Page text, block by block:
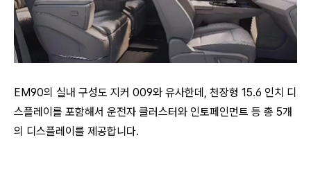
EM90의 실내 구성도 지커 009와 유사한데, 천장형 15.6 인치 디
스플레이를 포함해서 운전자 클러스터와 인토페인먼트 등 총 5개
의 디스플레이를 제공합니다.